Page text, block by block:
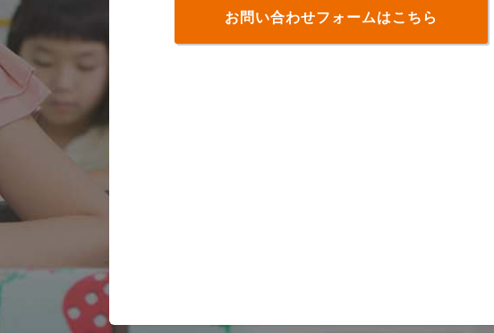
お問い合わせフォームはこちら